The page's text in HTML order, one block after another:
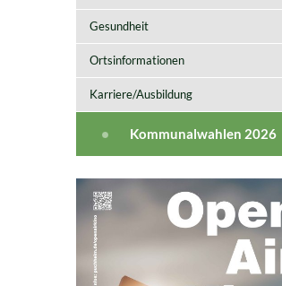
Gesundheit
Ortsinformationen
Karriere/Ausbildung
Kommunalwahlen 2026